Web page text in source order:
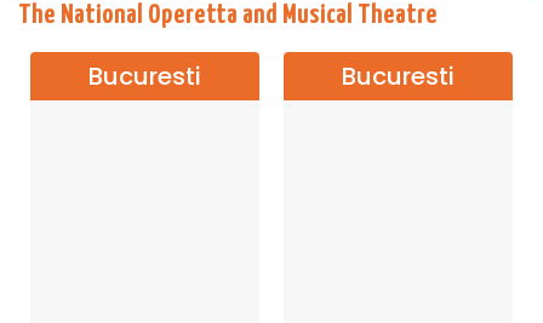
The National Operetta and Musical Theatre
Bucuresti Bucuresti